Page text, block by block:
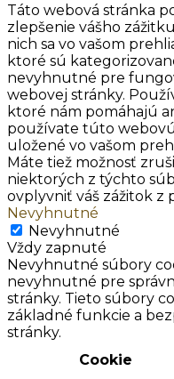
Táto webová stránka
zlepšenie vášho
nich sa vo vašom
ktoré sú
nevyhnutné pre
webovej stránky.
ktoré nám pomáhajú
používate túto
uložené vo vašom
Máte tiež možnosť
niektorých z týchto
ovplyvniť váš zážitok z
Nevyhnutné
Nevyhnutné
Vždy zapnuté
Nevyhnutné súbory
nevyhnutné pre
stránky. Tieto súbory
základné funkcie a
stránky.
Cookie